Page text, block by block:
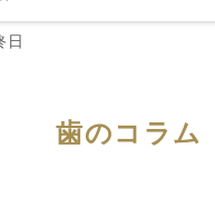
日
歯のコラム